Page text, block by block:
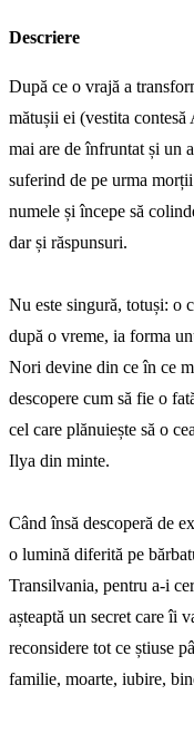
Descriere
După ce o vrajă a
mătușii ei (vestita contesă
mai are de înfruntat și un
suferind de pe urma
numele și începe să
dar și răspunsuri.
Nu este singură, totuși: o
după o vreme, ia forma
Nori devine din ce în ce
descopere cum să fie o
cel care plănuiește să o
Ilya din minte.
Când însă descoperă de
o lumină diferită pe
Transilvania, pentru a-i
așteaptă un secret care îi
reconsidere tot ce știuse
familie, moarte, iubire,